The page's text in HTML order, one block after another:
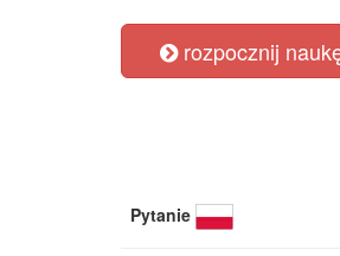
rozpocznij
Pytanie